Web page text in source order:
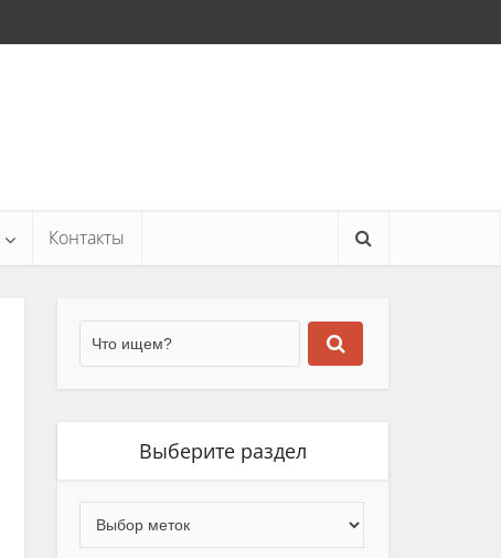
Контакты
Выберите раздел